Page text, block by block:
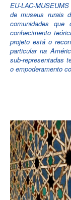
EU-LAC-
de museus rurais
comunidades
conhecimento
projeto está o
particular na
sub-representadas
o empoderamento